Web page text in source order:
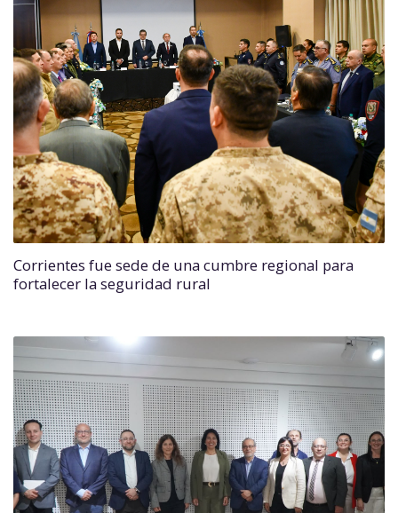
Corrientes fue sede de una cumbre regional para
fortalecer la seguridad rural